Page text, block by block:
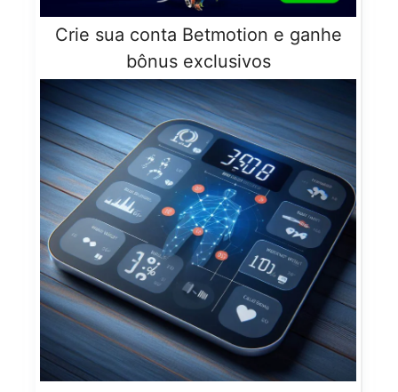
Crie sua conta Betmotion e ganhe
bônus exclusivos